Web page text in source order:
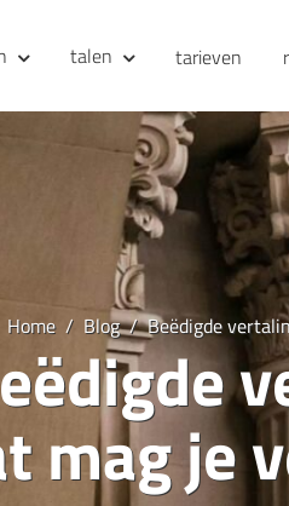
talen tarieven
Home Blog Beëdigde
mag je